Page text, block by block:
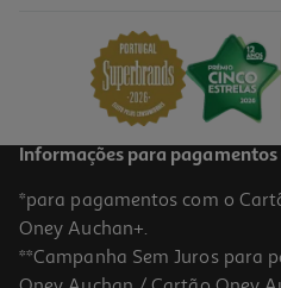
Informações para pagamentos
*para pagamentos com o
Oney Auchan+.
**Campanha Sem Juros para